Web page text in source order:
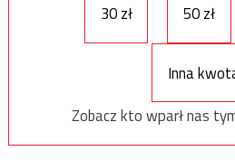
30 zł
50 zł
Inna
Zobacz kto wparł nas